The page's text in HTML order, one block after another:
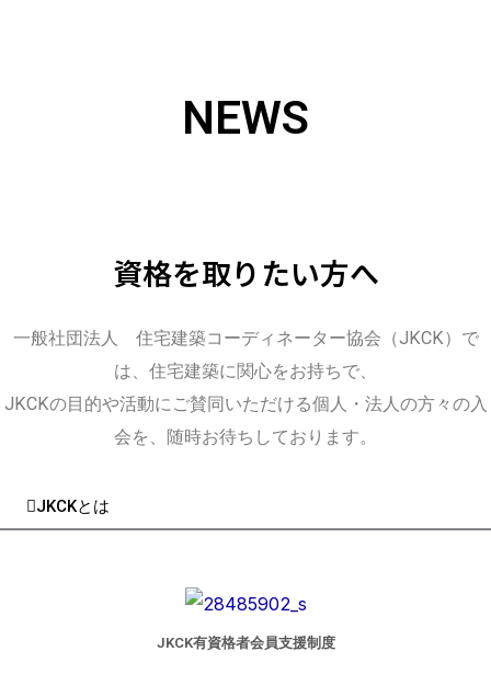
NEWS
資格を取りたい方へ
一般社団法人 住宅建築コーディネーター協会（JKCK）で
は、住宅建築に関心をお持ちで、
JKCKの目的や活動にご賛同いただける個人・法人の方々の入
会を、随時お待ちしております。
JKCKとは
JKCK有資格者会員支援制度